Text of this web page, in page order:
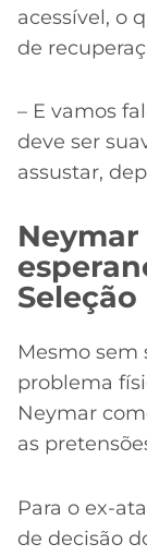
acessível, o
de
– E vamos
deve ser
assustar,
Seleção
Mesmo sem
problema
Neymar
as
Para o ex-
de decisão